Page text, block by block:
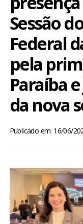
POMBAL E REGIÃO
BRASIL
MUNDO
ENQUETE
TV LPB
Sessão
Federal
pela
Paraíba
da nova
Publicado em: 16/06/